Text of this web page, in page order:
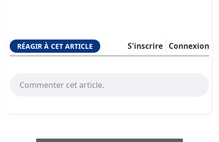
RÉAGIR À CET ARTICLE Connexion
S'inscrire
Commenter cet article.